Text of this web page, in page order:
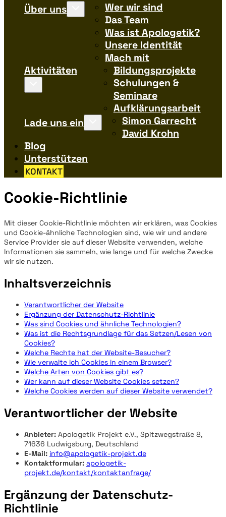
Über uns
Wer wir sind
Das Team
Was ist Apologetik?
Unsere Identität
Mach mit
Aktivitäten
Bildungsprojekte
Schulungen &
Seminare
Aufklärungsarbeit
Lade uns ein
Simon Garrecht
David Krohn
Blog
Unterstützen
KONTAKT
Cookie-Richtlinie
Mit dieser Cookie-Richtlinie möchten wir erklären, was Cookies
und Cookie-ähnliche Technologien sind, wie wir und andere
Service Provider sie auf dieser Website verwenden, welche
Informationen sie sammeln, wie lange und für welche Zwecke
wir sie nutzen.
Inhaltsverzeichnis
Verantwortlicher der Website
Ergänzung der Datenschutz-Richtlinie
Was sind Cookies und ähnliche Technologien?
Was ist die Rechtsgrundlage für das Setzen/Lesen von
Cookies?
Welche Rechte hat der Website-Besucher?
Wie verwalte ich Cookies in einem Browser?
Welche Arten von Cookies gibt es?
Wer kann auf dieser Website Cookies setzen?
Welche Cookies werden auf dieser Website verwendet?
Verantwortlicher der Website
Anbieter: Apologetik Projekt e.V., Spitzwegstraße 8,
71636 Ludwigsburg, Deutschland
E-Mail: info@apologetik-projekt.de
Kontaktformular: apologetik-
projekt.de/kontakt/kontaktanfrage/
Ergänzung der Datenschutz-
Richtlinie